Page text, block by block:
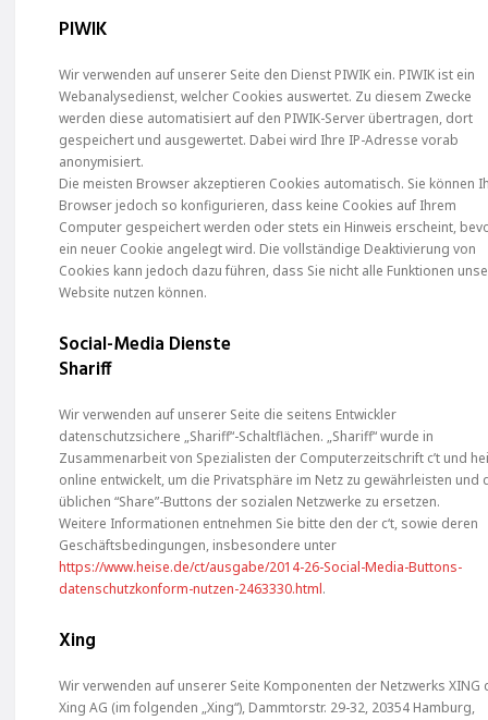
PIWIK
Wir verwenden auf unserer Seite den Dienst PIWIK ein. PIWIK ist ein
Webanalysedienst, welcher Cookies auswertet. Zu diesem Zwecke
werden diese automatisiert auf den PIWIK-Server übertragen, dort
gespeichert und ausgewertet. Dabei wird Ihre IP-Adresse vorab
anonymisiert.
Die meisten Browser akzeptieren Cookies automatisch. Sie können
Browser jedoch so konfigurieren, dass keine Cookies auf Ihrem
Computer gespeichert werden oder stets ein Hinweis erscheint,
ein neuer Cookie angelegt wird. Die vollständige Deaktivierung von
Cookies kann jedoch dazu führen, dass Sie nicht alle Funktionen
Website nutzen können.
Social-Media Dienste
Shariff
Wir verwenden auf unserer Seite die seitens Entwickler
datenschutzsichere „Shariff“-Schaltflächen. „Shariff“ wurde in
Zusammenarbeit von Spezialisten der Computerzeitschrift c’t und
online entwickelt, um die Privatsphäre im Netz zu gewährleisten und
üblichen “Share”-Buttons der sozialen Netzwerke zu ersetzen.
Weitere Informationen entnehmen Sie bitte den der c‘t, sowie deren
Geschäftsbedingungen, insbesondere unter
https://www.heise.de/ct/ausgabe/2014-26-Social-Media-Buttons-
datenschutzkonform-nutzen-2463330.html.
Xing
Wir verwenden auf unserer Seite Komponenten der Netzwerks XING
Xing AG (im folgenden „Xing“), Dammtorstr. 29-32, 20354 Hamburg,